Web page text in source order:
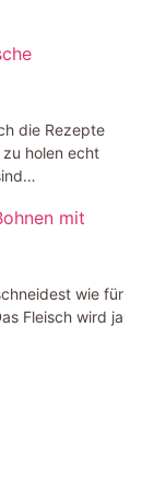
die Rezepte
holen echt
mit
wie für
Fleisch wird ja